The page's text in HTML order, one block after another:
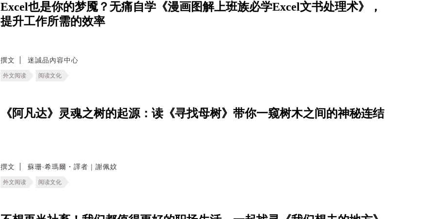
Excel也是你的梦魇？无痛自学《漫画图解上班族必学Excel文书处理术》，
提升工作所需的效率
撰文 迷誠品內容中心
外文阅读 阅读文化
《阿凡达》灵魂之树的起源：读《寻找母树》带你一窥树木之间的神秘连结
撰文 蘇珊‧希瑪爾・譯者｜謝佩妏
外文阅读 阅读文化